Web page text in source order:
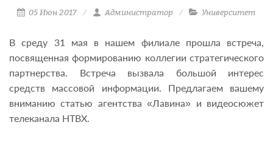
05 Июн 2017 Администратор Университет
В среду 31 мая в нашем филиале прошла встреча,
посвященная формированию коллегии стратегического
партнерства. Встреча вызвала большой интерес
средств массовой информации. Предлагаем вашему
вниманию статью агентства «Лавина» и видеосюжет
телеканала НТВХ.